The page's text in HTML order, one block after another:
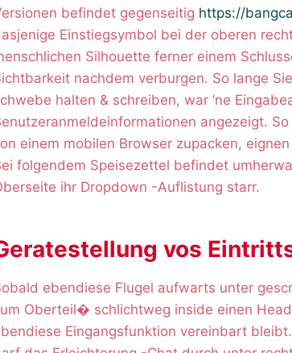
befindet gegenseitig https://
Einstiegsymbol bei der oberen
Silhouette ferner einem
nachdem verburgen. So lange
halten & schreiben, war ‘ne
angezeigt.
einem mobilen Browser zupacken,
folgendem Speisezettel befindet
ihr Dropdown -Auflistung starr.
vos
ebendiese Flugel aufwarts unter
Oberteil� schlichtweg inside einen
Eingangsfunktion vereinbart